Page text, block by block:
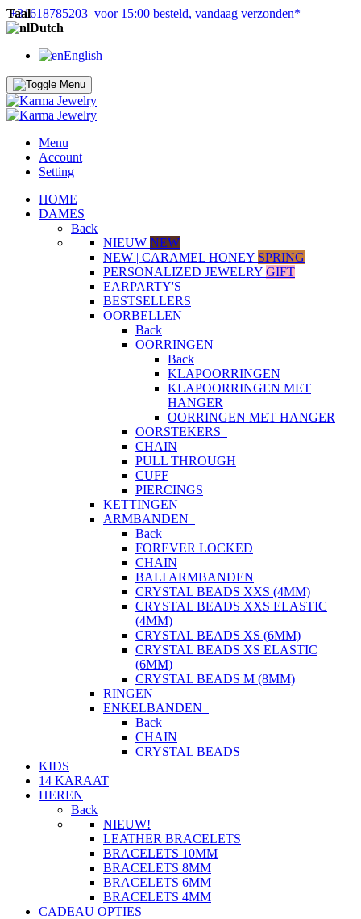
+31618785203 voor 15:00 besteld, vandaag verzonden*
Taal
Dutch
English
Menu
Account
Setting
HOME
DAMES
Back
NIEUW NEW
NEW | CARAMEL HONEY SPRING
PERSONALIZED JEWELRY GIFT
EARPARTY'S
BESTSELLERS
OORBELLEN
Back
OORRINGEN
Back
KLAPOORRINGEN
KLAPOORRINGEN MET
HANGER
OORRINGEN MET HANGER
OORSTEKERS
CHAIN
PULL THROUGH
CUFF
PIERCINGS
KETTINGEN
ARMBANDEN
Back
FOREVER LOCKED
CHAIN
BALI ARMBANDEN
CRYSTAL BEADS XXS (4MM)
CRYSTAL BEADS XXS ELASTIC
(4MM)
CRYSTAL BEADS XS (6MM)
CRYSTAL BEADS XS ELASTIC
(6MM)
CRYSTAL BEADS M (8MM)
RINGEN
ENKELBANDEN
Back
CHAIN
CRYSTAL BEADS
KIDS
14 KARAAT
HEREN
Back
NIEUW!
LEATHER BRACELETS
BRACELETS 10MM
BRACELETS 8MM
BRACELETS 6MM
BRACELETS 4MM
CADEAU OPTIES